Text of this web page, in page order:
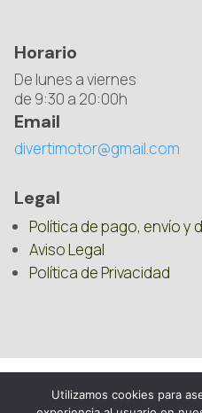
Horario
De lunes a viernes
de 9:30 a 20:00h
Email
divertimotor@gmail.com
Legal
Política de pago, envío y
Aviso Legal
Política de Privacidad
Utilizamos cookies para